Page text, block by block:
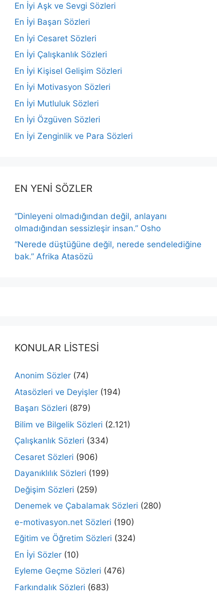
En İyi Aşk ve Sevgi Sözleri
En İyi Başarı Sözleri
En İyi Cesaret Sözleri
En İyi Çalışkanlık Sözleri
En İyi Kişisel Gelişim Sözleri
En İyi Motivasyon Sözleri
En İyi Mutluluk Sözleri
En İyi Özgüven Sözleri
En İyi Zenginlik ve Para Sözleri
EN YENİ SÖZLER
“Dinleyeni olmadığından değil, anlayanı
olmadığından sessizleşir insan.” Osho
“Nerede düştüğüne değil, nerede sendelediğine
bak.” Afrika Atasözü
KONULAR LİSTESİ
Anonim Sözler (74)
Atasözleri ve Deyişler (194)
Başarı Sözleri (879)
Bilim ve Bilgelik Sözleri (2.121)
Çalışkanlık Sözleri (334)
Cesaret Sözleri (906)
Dayanıklılık Sözleri (199)
Değişim Sözleri (259)
Denemek ve Çabalamak Sözleri (280)
e-motivasyon.net Sözleri (190)
Eğitim ve Öğretim Sözleri (324)
En İyi Sözler (10)
Eyleme Geçme Sözleri (476)
Farkındalık Sözleri (683)